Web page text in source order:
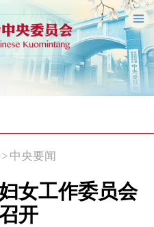
中央要闻
女工作委员会
开